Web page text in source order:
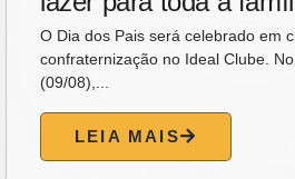
O Dia dos Pais será celebrado em
confraternização no Ideal Clube.
(09/08),...
LEIA MAIS